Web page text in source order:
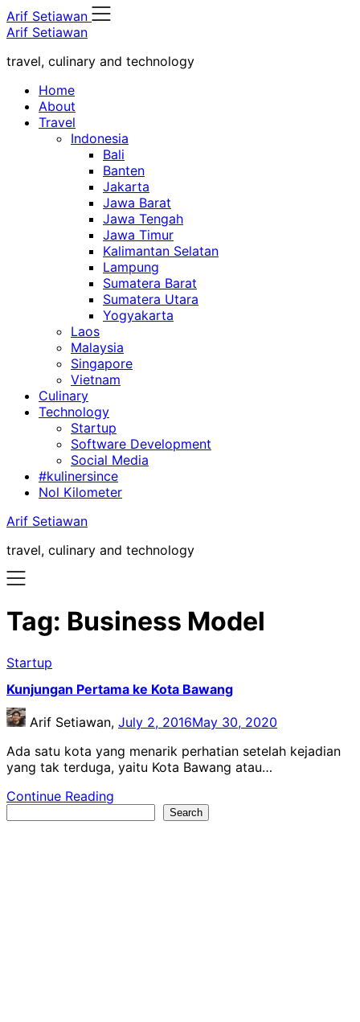
Skip
to
Arif Setiawan
Arif Setiawan
travel, culinary and technology
Home
About
Travel
Indonesia
Bali
Banten
Jakarta
Jawa Barat
Jawa Tengah
Jawa Timur
Kalimantan Selatan
Lampung
Sumatera Barat
Sumatera Utara
Yogyakarta
Laos
Malaysia
Singapore
Vietnam
Culinary
Technology
Startup
Software Development
Social Media
#kulinersince
Nol Kilometer
Arif Setiawan
travel, culinary and technology
Tag: Business Model
Startup
Kunjungan Pertama ke Kota Bawang
Arif Setiawan, July 2, 2016May 30, 2020
Ada satu kota yang menarik perhatian setelah kejadian
yang tak terduga, yaitu Kota Bawang atau…
Continue Reading
Search